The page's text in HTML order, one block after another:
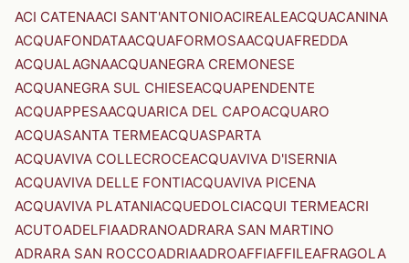
ACI CATENAACI SANT'ANTONIOACIREALEACQUACANINA
ACQUAFONDATAACQUAFORMOSAACQUAFREDDA
ACQUALAGNAACQUANEGRA CREMONESE
ACQUANEGRA SUL CHIESEACQUAPENDENTE
ACQUAPPESAACQUARICA DEL CAPOACQUARO
ACQUASANTA TERMEACQUASPARTA
ACQUAVIVA COLLECROCEACQUAVIVA D'ISERNIA
ACQUAVIVA DELLE FONTIACQUAVIVA PICENA
ACQUAVIVA PLATANIACQUEDOLCIACQUI TERMEACRI
ACUTOADELFIAADRANOADRARA SAN MARTINO
ADRARA SAN ROCCOADRIAADROAFFIAFFILEAFRAGOLA